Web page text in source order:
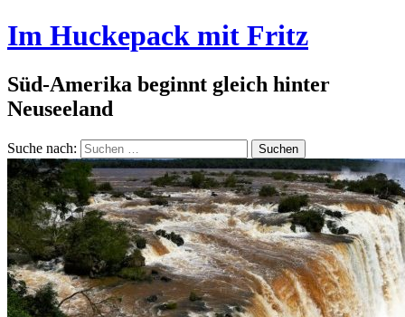
Im Huckepack mit Fritz
Süd-Amerika beginnt gleich hinter
Neuseeland
Suche nach: